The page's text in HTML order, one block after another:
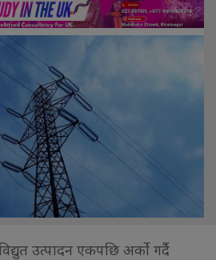
उत्पादन एकपछि अर्को गर्दै